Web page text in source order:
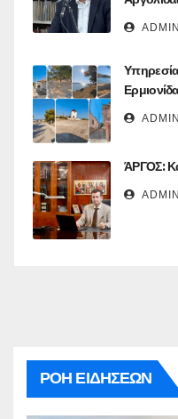
ADMIN
ADMIN
ΆΡΓΟΣ:
ADMIN
ΡΟΗ ΕΙΔΗΣΕΩΝ